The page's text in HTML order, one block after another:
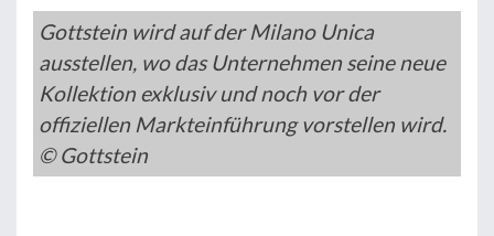
Gottstein wird auf der Milano Unica
ausstellen, wo das Unternehmen seine neue
Kollektion exklusiv und noch vor der
offiziellen Markteinführung vorstellen wird.
© Gottstein